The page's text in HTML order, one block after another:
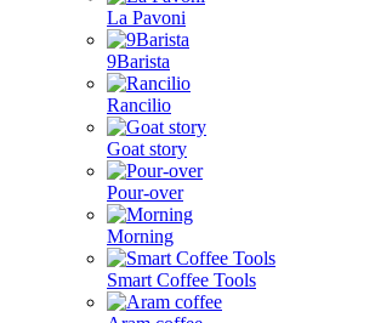
La Pavoni
9Barista
Rancilio
Goat story
Pour-over
Morning
Smart Coffee Tools